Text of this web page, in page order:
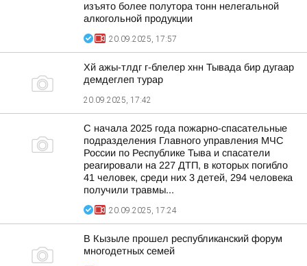
изъято более полутора тонн нелегальной
алкогольной продукции
20.09.2025, 17:57
Хй ажы-тлдг г-блелер хнн Тывада бир дугаар
демдеглеп турар
20.09.2025, 17:42
С начала 2025 года пожарно-спасательные
подразделения Главного управления МЧС
России по Республике Тыва и спасатели
реагировали на 227 ДТП, в которых погибло
41 человек, среди них 3 детей, 294 человека
получили травмы...
20.09.2025, 17:24
В Кызыле прошел республиканский форум
многодетных семей